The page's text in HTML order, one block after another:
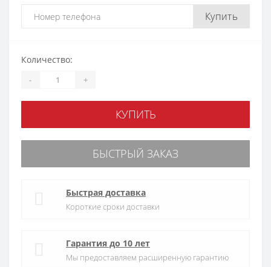
Купить
Количество:
- +
КУПИТЬ
БЫСТРЫЙ ЗАКАЗ
Быстрая доставка
Короткие сроки доставки
Гарантия до 10 лет
Мы предоставляем расширенную гарантию